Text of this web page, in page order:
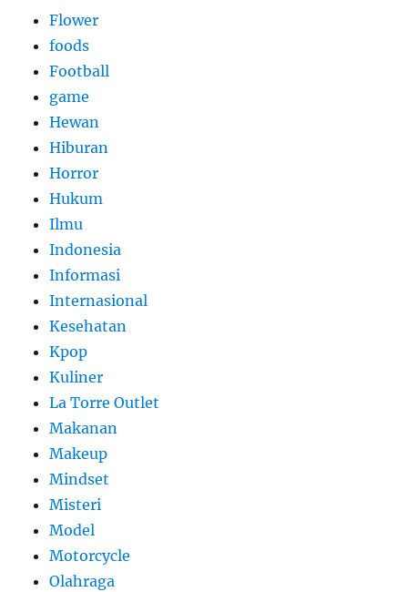
Flower
foods
Football
game
Hewan
Hiburan
Horror
Hukum
Ilmu
Indonesia
Informasi
Internasional
Kesehatan
Kpop
Kuliner
La Torre Outlet
Makanan
Makeup
Mindset
Misteri
Model
Motorcycle
Olahraga